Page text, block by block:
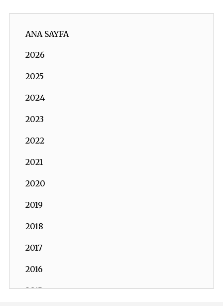
ANA SAYFA
2026
2025
2024
2023
2022
2021
2020
2019
2018
2017
2016
2015